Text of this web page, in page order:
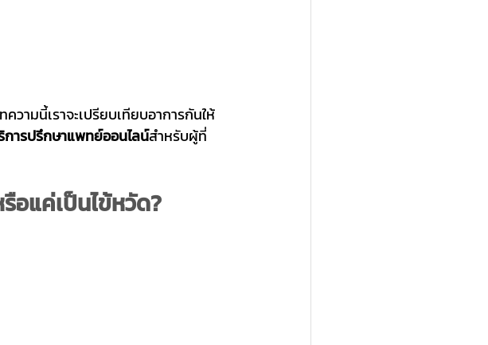
วามนี้เราจะเปรียบเทียบอาการกันให้
การปรึกษาแพทย์ออนไลน์สำหรับผู้ที่
อแค่เป็นไข้หวัด?